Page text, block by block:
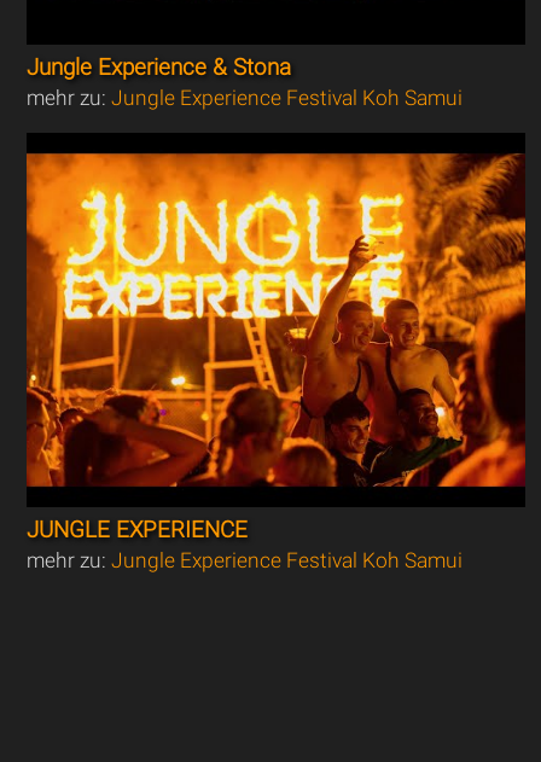
Jungle Experience & Stona
mehr zu:Jungle Experience Festival Koh Samui
JUNGLE EXPERIENCE
mehr zu:Jungle Experience Festival Koh Samui